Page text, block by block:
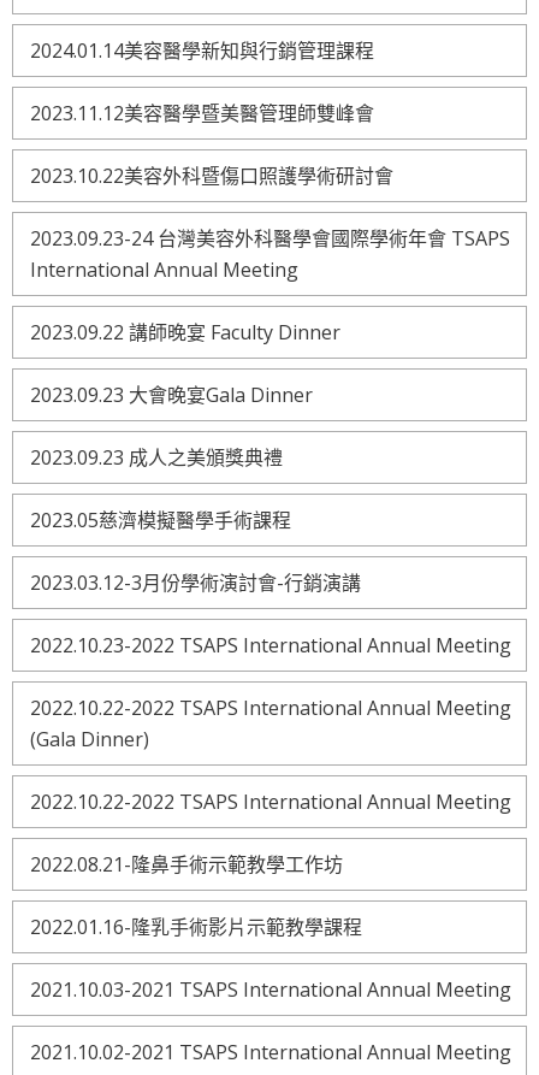
2024.01.14美容醫學新知與行銷管理課程
2023.11.12美容醫學暨美醫管理師雙峰會
2023.10.22美容外科暨傷口照護學術研討會
2023.09.23-24 台灣美容外科醫學會國際學術年會 TSAPS
International Annual Meeting
2023.09.22 講師晚宴 Faculty Dinner
2023.09.23 大會晚宴Gala Dinner
2023.09.23 成人之美頒獎典禮
2023.05慈濟模擬醫學手術課程
2023.03.12-3月份學術演討會-行銷演講
2022.10.23-2022 TSAPS International Annual Meeting
2022.10.22-2022 TSAPS International Annual Meeting
(Gala Dinner)
2022.10.22-2022 TSAPS International Annual Meeting
2022.08.21-隆鼻手術示範教學工作坊
2022.01.16-隆乳手術影片示範教學課程
2021.10.03-2021 TSAPS International Annual Meeting
2021.10.02-2021 TSAPS International Annual Meeting